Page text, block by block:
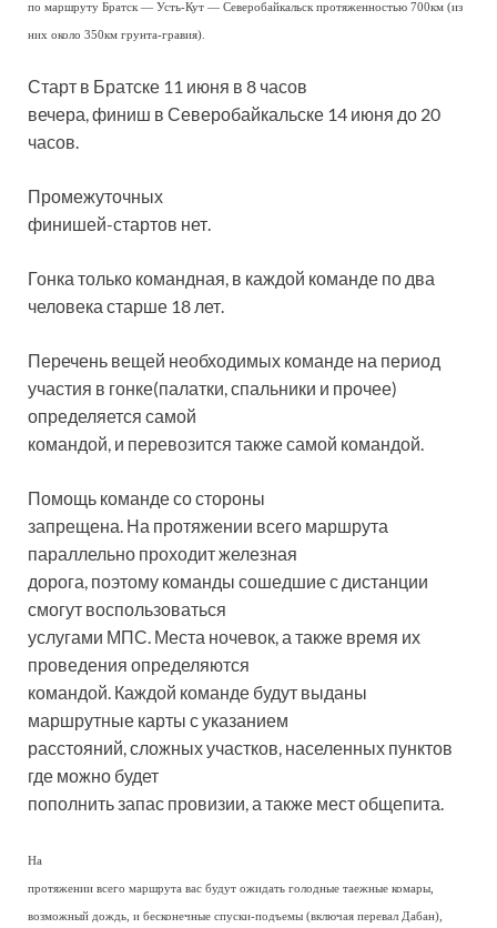
по маршруту Братск — Усть-Кут — Северобайкальск протяженностью 700км (из
них около 350км грунта-гравия).
Старт в Братске 11 июня в 8 часов
вечера, финиш в Северобайкальске 14 июня до 20
часов.
Промежуточных
финишей-стартов нет.
Гонка только командная, в каждой команде по два
человека старше 18 лет.
Перечень вещей необходимых команде на период
участия в гонке(палатки, спальники и прочее)
определяется самой
командой, и перевозится также самой командой.
Помощь команде со стороны
запрещена. На протяжении всего маршрута
параллельно проходит железная
дорога, поэтому команды сошедшие с дистанции
смогут воспользоваться
услугами МПС. Места ночевок, а также время их
проведения определяются
командой. Каждой команде будут выданы
маршрутные карты с указанием
расстояний, сложных участков, населенных пунктов
где можно будет
пополнить запас провизии, а также мест общепита.
На
протяжении всего маршрута вас будут ожидать голодные таежные комары,
возможный дождь, и бесконечные спуски-подъемы (включая перевал Дабан),